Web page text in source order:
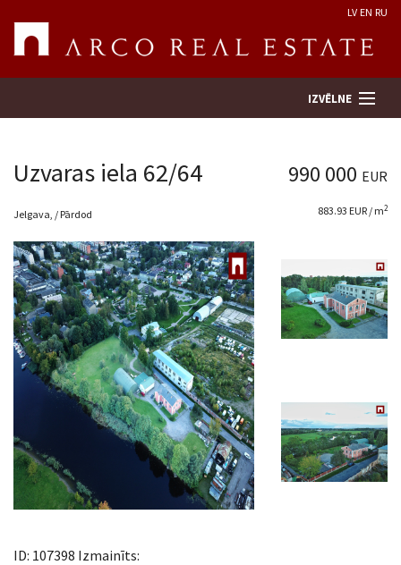
LV EN RU
IZVĒLNE
Meklēt īpašumu
Novērtēt īpašumu
Uzņēmums
Pakalpojumi
Kontakti
Uzvaras iela 62/64 990 000 EUR
Jelgava, / Pārdod 883.93 EUR / m2
ID: 107398 Izmainīts: